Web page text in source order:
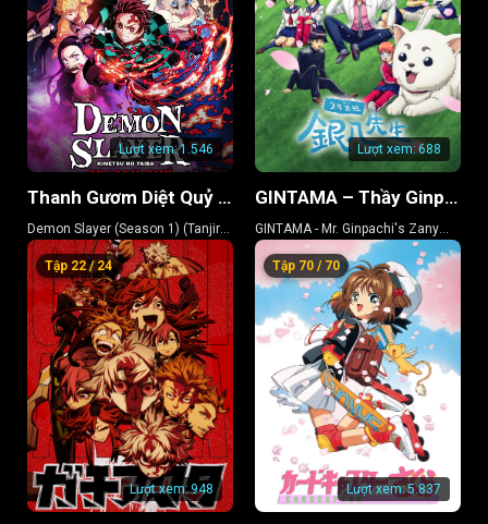
Lượt xem:1.546
Thanh Gươm Diệt Quỷ (Phần 1) (Kamado Tanjiro Lập Chí)
Demon Slayer (Season 1) (Tanjiro
Kamado, Unwavering Resolve
Arc)
Lượt xem:688
GINTAMA – Thầy Ginpachi Ở Lớp 3-Z
GINTAMA - Mr. Ginpachi's Zany
Class
Lượt xem:948
Tập 22 / 24
Lượt xem:5.837
Tập 70 / 70